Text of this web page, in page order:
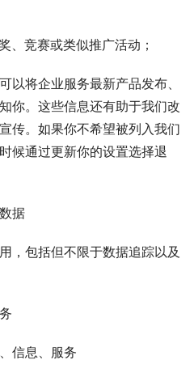
、竞赛或类似推广活动；
以将企业服务最新产品发布、
你。这些信息还有助于我们改
传。如果你不希望被列入我们
候通过更新你的设置选择退
据
，包括但不限于数据追踪以及
信息、服务